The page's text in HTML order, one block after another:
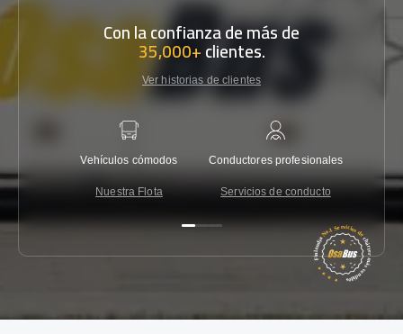
Con la confianza de más de
35,000+clientes.
Ver historias de clientes
Vehículos cómodos
Nuestra Flota
Conductores profesionales
Servicios de conducto